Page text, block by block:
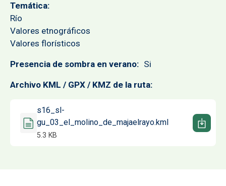
Temática
Río
Valores etnográficos
Valores florísticos
Presencia de sombra en verano Si
Archivo KML / GPX / KMZ de la ruta
Documento
s16_sl-
gu_03_el_molino_de_majaelrayo.kml
5.3 KB